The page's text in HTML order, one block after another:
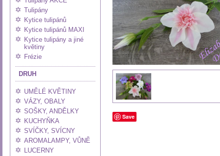
Tulipány
Kytice tulipánů
Kytice tulipánů MAXI
Kytice tulipány a jiné
květiny
Frézie
DRUH
UMĚLÉ KVĚTINY
VÁZY, OBALY
SOŠKY, ANDĚLKY
KUCHYŇKA
SVÍČKY, SVÍCNY
AROMALAMPY, VŮNĚ
LUCERNY
Save